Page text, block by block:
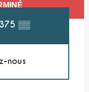
▒▒
nous